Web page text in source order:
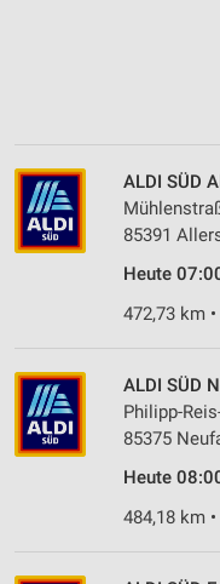
ALDI SÜD
85391
Heute
472,73 km
ALDI SÜD
Philipp-
85375
Heute
484,18 km